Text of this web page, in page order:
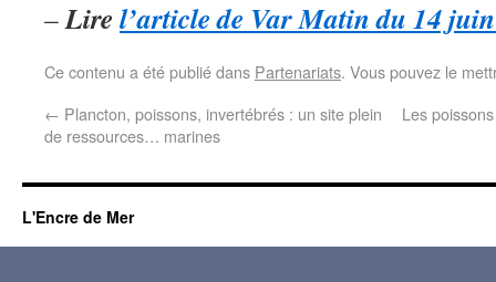
–Lirel’article de Var Matin du 14
Ce contenu a été publié dans Partenariats. Vous pouvez le
← Plancton, poissons, invertébrés : un site plein
de ressources… marines
Les
L'Encre de Mer